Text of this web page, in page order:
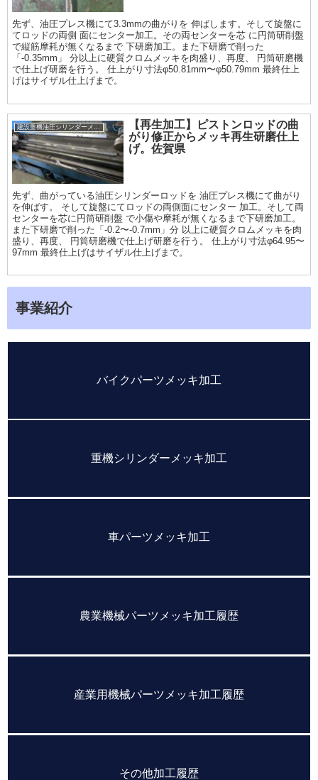
先ず、油圧プレス機にて3.3mmの曲がりを 伸ばします。そして旋盤に
てロッドの両側 面にセンター加工。その両センターを芯 に円筒研削盤
で縦筋摩耗が無くなるまで 下研磨加工。また下研磨で削った
「-0.35mm」 分以上に硬質クロムメッキを肉盛り、再度、 円筒研磨機
で仕上げ研磨を行う。 仕上がり寸法φ50.81mm〜φ50.79mm 最終仕上
げはサイザル仕上げまで。
【再生加工】ピストンロッドの曲
がり修正からメッキ再生研磨仕上
げ。佐賀県
先ず、曲がっている油圧シリンダーロッドを 油圧プレス機にて曲がり
を伸ばす。 そして旋盤にてロッドの両側面にセンター 加工。そして両
センターを芯に円筒研削盤 で小傷や摩耗が無くなるまで下研磨加工。
また下研磨で削った「-0.2〜-0.7mm」分 以上に硬質クロムメッキを肉
盛り、再度、 円筒研磨機で仕上げ研磨を行う。 仕上がり寸法φ64.95〜
97mm 最終仕上げはサイザル仕上げまで。
事業紹介
バイクパーツメッキ加工
重機シリンダーメッキ加工
車パーツメッキ加工
農業機械パーツメッキ加工履歴
産業用機械パーツメッキ加工履歴
その他加工履歴